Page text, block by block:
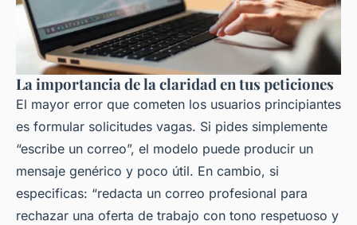
La importancia de la claridad en tus peticiones
El mayor error que cometen los usuarios principiantes
es formular solicitudes vagas. Si pides simplemente
“escribe un correo”, el modelo puede producir un
mensaje genérico y poco útil. En cambio, si
especificas: “redacta un correo profesional para
rechazar una oferta de trabajo con tono respetuoso y